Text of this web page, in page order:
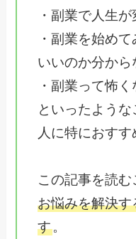
・副業で人生
・副業を始め
いいのか分から
・副業って怖く
といったよう
人に特におすす
この記事を読む
お悩みを解決
す。